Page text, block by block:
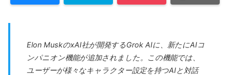
Elon MuskのxAI社が開発するGrok AIに、新たにAIコ
ンパニオン機能が追加されました。この機能では、
ユーザーが様々なキャラクター設定を持つAIと対話